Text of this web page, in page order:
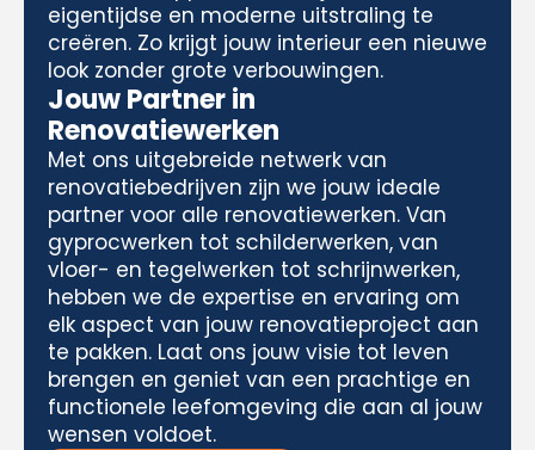
eigentijdse en moderne uitstraling te
creëren. Zo krijgt jouw interieur een nieuwe
look zonder grote verbouwingen.
Jouw Partner in
Renovatiewerken
Met ons uitgebreide netwerk van
renovatiebedrijven zijn we jouw ideale
partner voor alle renovatiewerken. Van
gyprocwerken tot schilderwerken, van
vloer- en tegelwerken tot schrijnwerken,
hebben we de expertise en ervaring om
elk aspect van jouw renovatieproject aan
te pakken. Laat ons jouw visie tot leven
brengen en geniet van een prachtige en
functionele leefomgeving die aan al jouw
wensen voldoet.